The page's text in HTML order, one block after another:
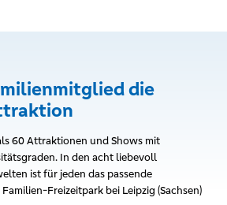
die
60 Attraktionen und Shows mit
In den acht liebevoll
ist für jeden das passende
Freizeitpark bei Leipzig (Sachsen)